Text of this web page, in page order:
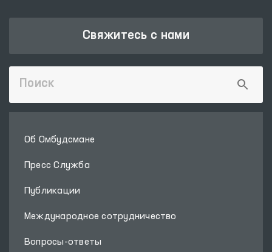
Свяжитесь с нами
Об Омбудсмане
Пресс Служба
Публикации
Международное сотрудничество
Вопросы-ответы